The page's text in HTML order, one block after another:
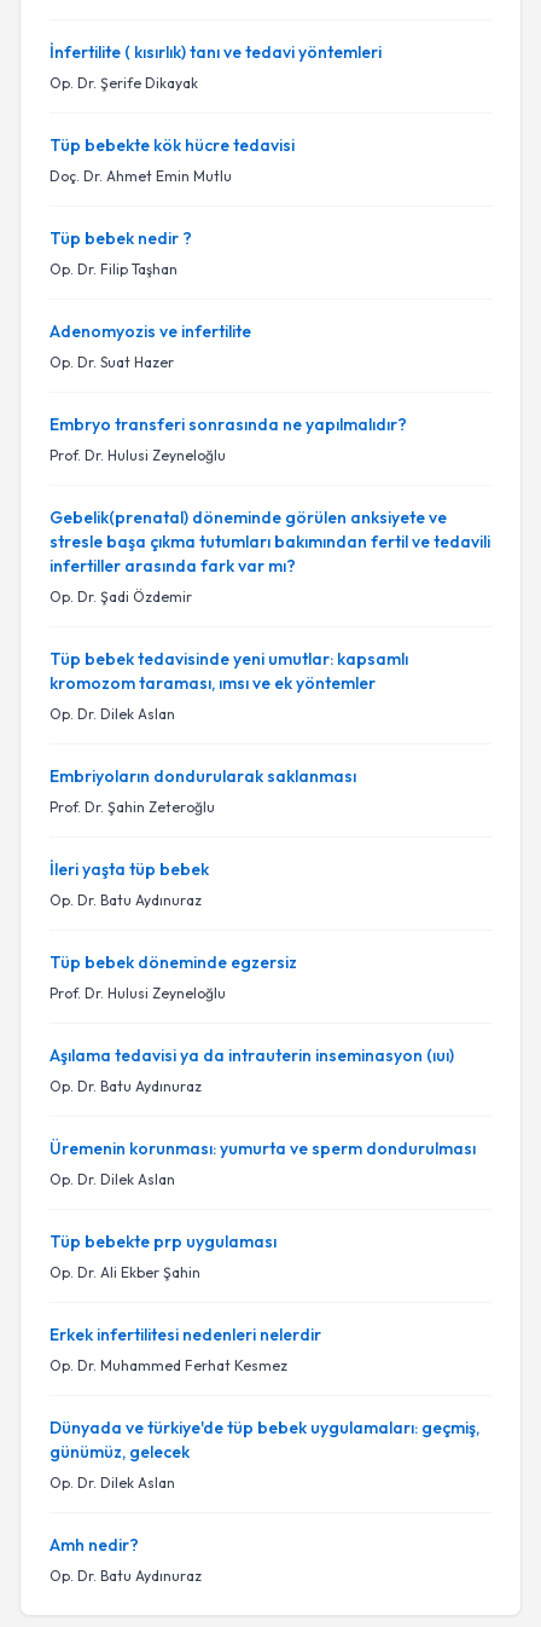
İnfertilite ( kısırlık) tanı ve tedavi yöntemleri
Op. Dr. Şerife Dikayak
Tüp bebekte kök hücre tedavisi
Doç. Dr. Ahmet Emin Mutlu
Tüp bebek nedir ?
Op. Dr. Filip Taşhan
Adenomyozis ve infertilite
Op. Dr. Suat Hazer
Embryo transferi sonrasında ne yapılmalıdır?
Prof. Dr. Hulusi Zeyneloğlu
Gebelik(prenatal) döneminde görülen anksiyete ve
stresle başa çıkma tutumları bakımından fertil ve tedavili
infertiller arasında fark var mı?
Op. Dr. Şadi Özdemir
Tüp bebek tedavisinde yeni umutlar: kapsamlı
kromozom taraması, ımsı ve ek yöntemler
Op. Dr. Dilek Aslan
Embriyoların dondurularak saklanması
Prof. Dr. Şahin Zeteroğlu
İleri yaşta tüp bebek
Op. Dr. Batu Aydınuraz
Tüp bebek döneminde egzersiz
Prof. Dr. Hulusi Zeyneloğlu
Aşılama tedavisi ya da intrauterin inseminasyon (ıuı)
Op. Dr. Batu Aydınuraz
Üremenin korunması: yumurta ve sperm dondurulması
Op. Dr. Dilek Aslan
Tüp bebekte prp uygulaması
Op. Dr. Ali Ekber Şahin
Erkek infertilitesi nedenleri nelerdir
Op. Dr. Muhammed Ferhat Kesmez
Dünyada ve türkiye'de tüp bebek uygulamaları: geçmiş,
günümüz, gelecek
Op. Dr. Dilek Aslan
Amh nedir?
Op. Dr. Batu Aydınuraz